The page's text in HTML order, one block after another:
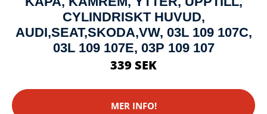
CYLINDRISKT HUVUD,
AUDI,SEAT,SKODA,VW, 03L 109 107C,
03L 109 107E, 03P 109 107
339 SEK
MER INFO!